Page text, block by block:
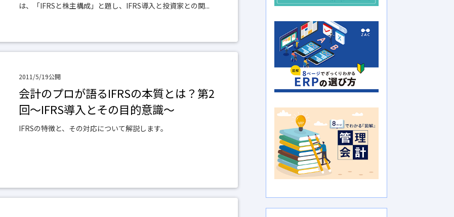
は、「IFRSと株主構成」と題し、IFRS導入と投資家との関...
2011/5/19公開
会計のプロが語るIFRSの本質とは？第2
回～IFRS導入とその目的意識～
IFRSの特徴と、その対応について解説します。